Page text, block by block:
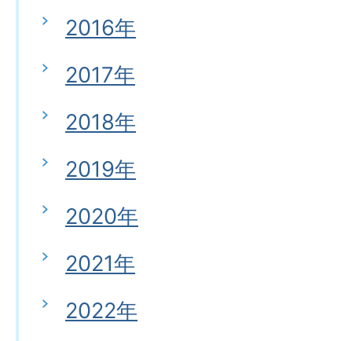
2016年
2017年
2018年
2019年
2020年
2021年
2022年